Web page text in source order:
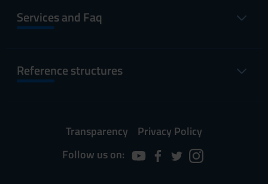
Services and Faq
Reference structures
Transparency
Privacy Policy
Follow us on: